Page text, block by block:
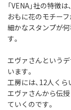
「VENA」社の特徴
おもに花のモチー
細かなスタンプが
す。
エヴァさんという
います。
工房には、12人くら
エヴァさんから伝
ていくのです。